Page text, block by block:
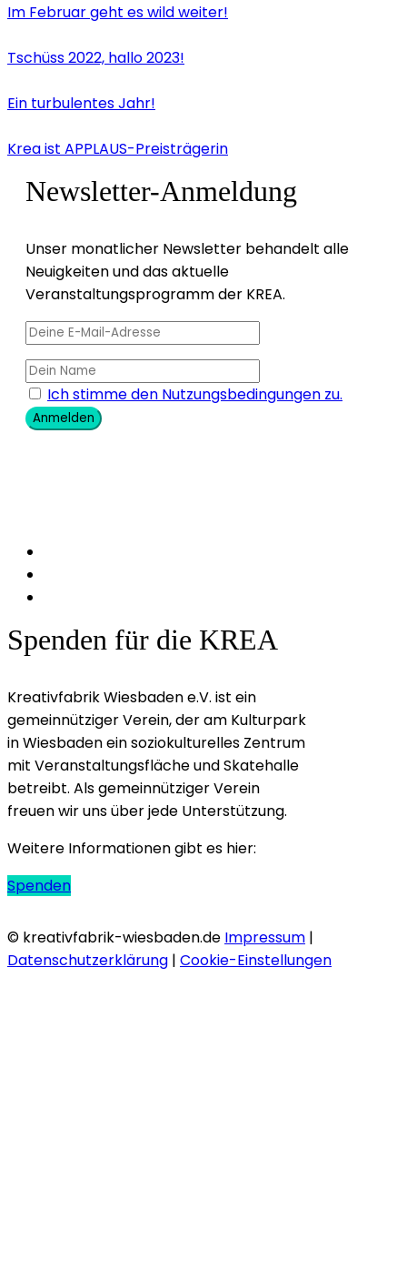
Im Februar geht es wild weiter!
Tschüss 2022, hallo 2023!
Ein turbulentes Jahr!
Krea ist APPLAUS-Preisträgerin
Newsletter-Anmeldung
Unser monatlicher Newsletter behandelt alle
Neuigkeiten und das aktuelle
Veranstaltungsprogramm der KREA.
Ich stimme den Nutzungsbedingungen zu.
Anmelden
Spenden für die KREA
Kreativfabrik Wiesbaden e.V. ist ein
gemeinnütziger Verein, der am Kulturpark
in Wiesbaden ein soziokulturelles Zentrum
mit Veranstaltungsfläche und Skatehalle
betreibt. Als gemeinnütziger Verein
freuen wir uns über jede Unterstützung.
Weitere Informationen gibt es hier:
Spenden
© kreativfabrik-wiesbaden.de Impressum |
Datenschutzerklärung | Cookie-Einstellungen